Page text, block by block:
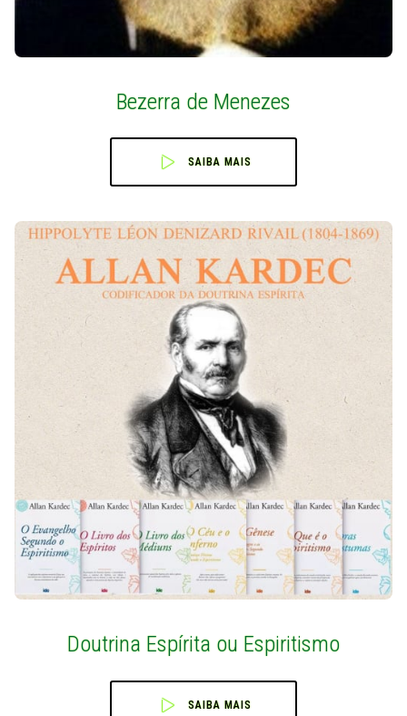
Bezerra de Menezes
SAIBA MAIS
Doutrina Espírita ou Espiritismo
SAIBA MAIS